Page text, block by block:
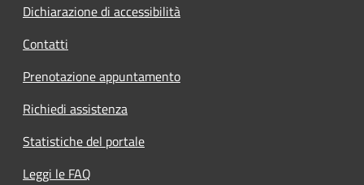
Dichiarazione di accessibilità
Contatti
Prenotazione appuntamento
Richiedi assistenza
Statistiche del portale
Leggi le FAQ